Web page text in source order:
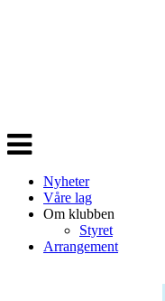
Veksle
navigasjon
Nyheter
Våre lag
Om klubben
Styret
Arrangement